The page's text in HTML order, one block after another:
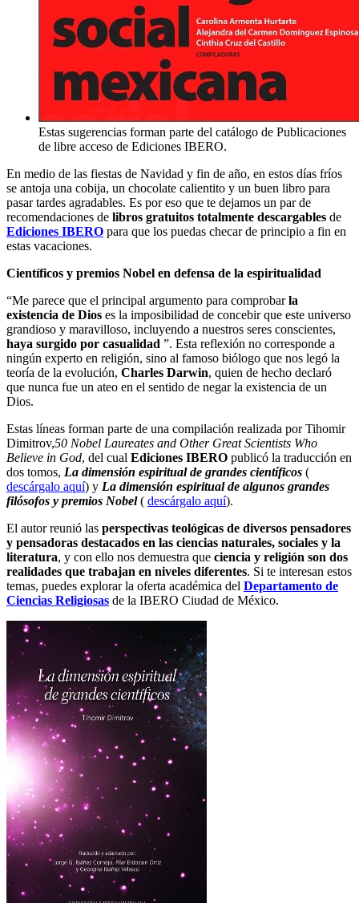
Estas sugerencias forman parte del catálogo de Publicaciones
de libre acceso de Ediciones IBERO.
En medio de las fiestas de Navidad y fin de año, en estos días fríos
se antoja una cobija, un chocolate calientito y un buen libro para
pasar tardes agradables. Es por eso que te dejamos un par de
recomendaciones de libros gratuitos totalmente descargables de
Ediciones IBERO para que los puedas checar de principio a fin en
estas vacaciones.
Científicos y premios Nobel en defensa de la espiritualidad
“Me parece que el principal argumento para comprobarla
existencia de Dios es la imposibilidad de concebir que este universo
grandioso y maravilloso, incluyendo a nuestros seres conscientes,
haya surgido por casualidad ”. Esta reflexión no corresponde a
ningún experto en religión, sino al famoso biólogo que nos legó la
teoría de la evolución, Charles Darwin, quien de hecho declaró
que nunca fue un ateo en el sentido de negar la existencia de un
Dios.
Estas líneas forman parte de una compilación realizada por Tihomir
Dimitrov,50 Nobel Laureates and Other Great Scientists Who
Believe in God, del cual Ediciones IBERO publicó la traducción en
dos tomos, La dimensión espiritual de grandes científicos (
descárgalo aquí) y La dimensión espiritual de algunos grandes
filósofos y premios Nobel( descárgalo aquí).
El autor reunió las perspectivas teológicas de diversos pensadores
y pensadoras destacados en las ciencias naturales, sociales y la
literatura, y con ello nos demuestra que ciencia y religión son dos
realidades que trabajan en niveles diferentes. Si te interesan estos
temas, puedes explorar la oferta académica del Departamento de
Ciencias Religiosas de la IBERO Ciudad de México.